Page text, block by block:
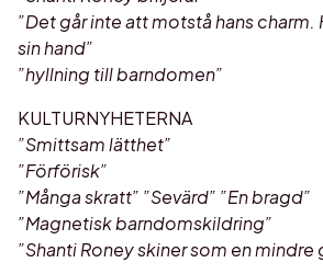
”Det går inte att motstå hans charm.
sin hand”
”hyllning till barndomen”
KULTURNYHETERNA
”Smittsam lätthet”
”Förförisk”
”Många skratt” ”Sevärd” ”En bragd”
”Magnetisk barndomskildring”
”Shanti Roney skiner som en mindre